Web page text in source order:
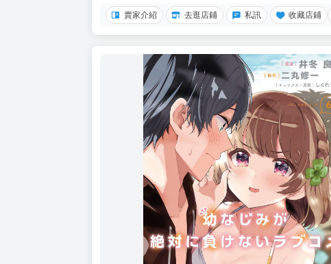
賣家介紹 去逛店鋪 私訊 收藏店鋪